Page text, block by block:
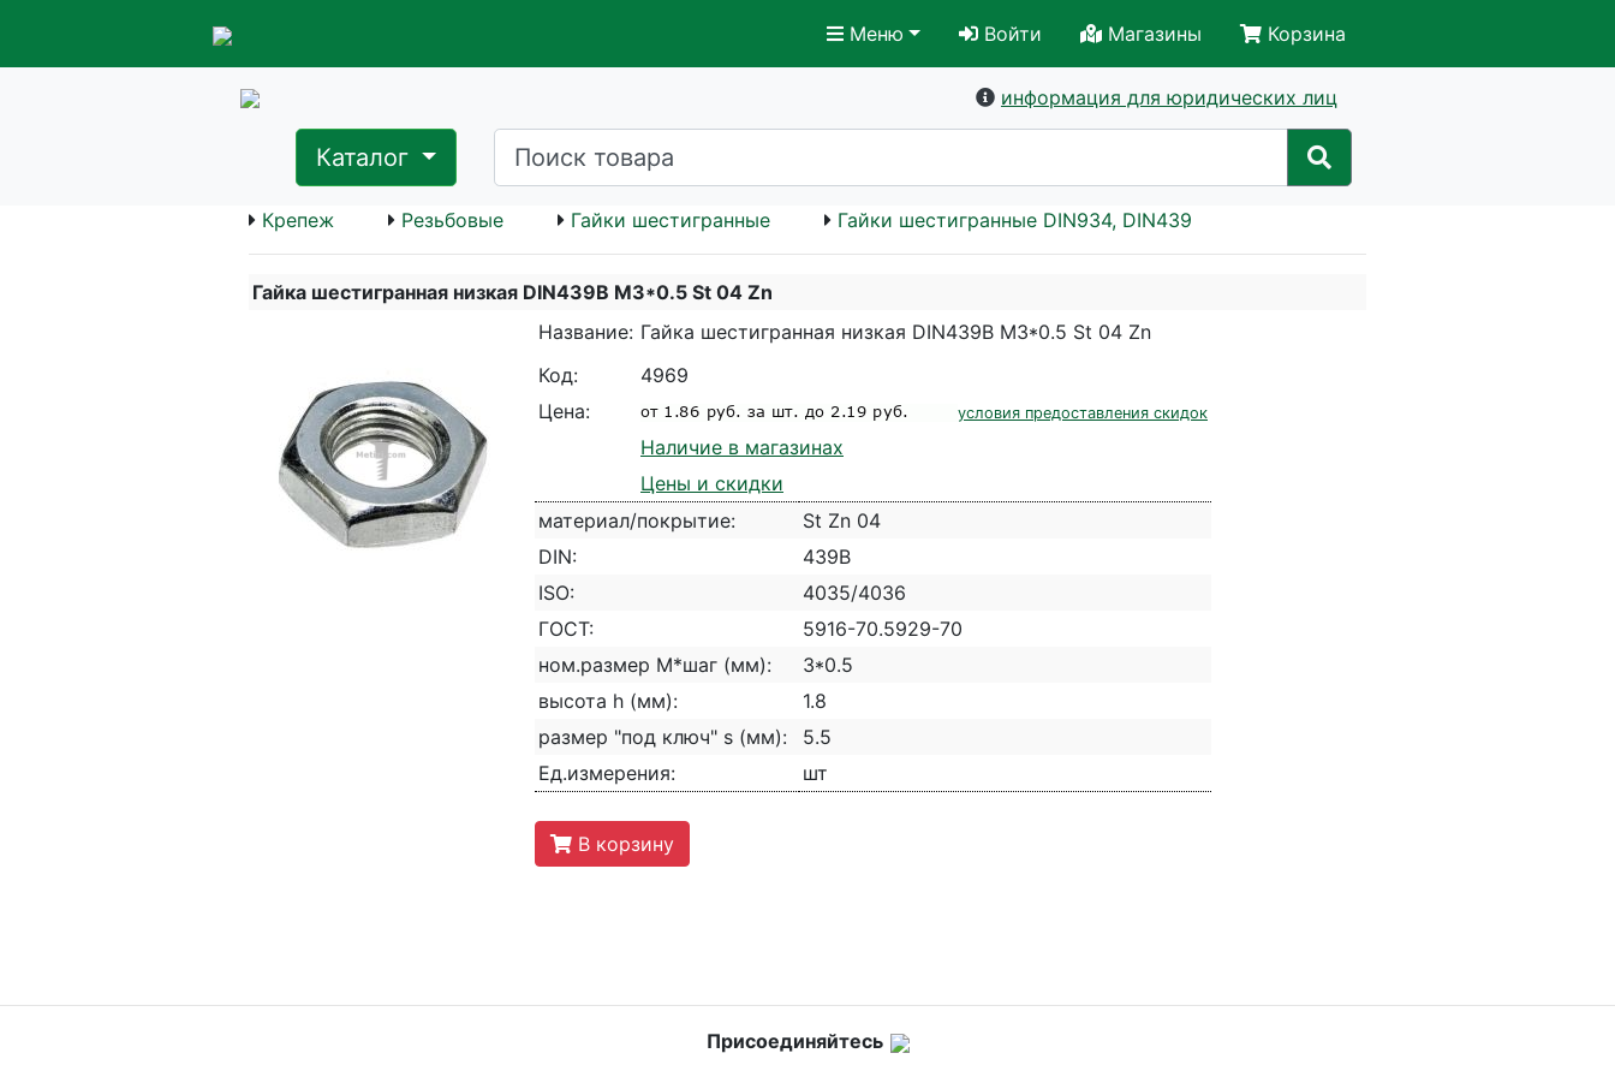
Меню Войти Магазины Корзина
информация для юридических лиц
Каталог
Крепеж Резьбовые Гайки шестигранные Гайки шестигранные DIN934, DIN439
Гайка шестигранная низкая DIN439B M3*0.5 St 04 Zn
Название: Гайка шестигранная низкая DIN439B M3*0.5 St 04 Zn
Код:
4969
Цена:
условия предоставления скидок
Наличие в магазинах
Цены и скидки
материал/покрытие:
St Zn 04
DIN:
439B
ISO:
4035/4036
ГОСТ:
5916-70.5929-70
ном.размер М*шаг (мм):
3*0.5
высота h (мм):
1.8
размер "под ключ" s (мм):
5.5
Ед.измерения:
шт
В корзину
Присоединяйтесь